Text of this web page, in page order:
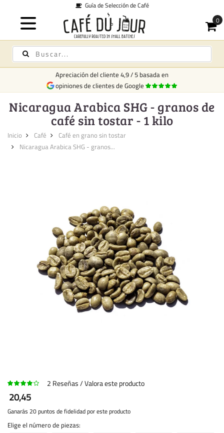
Guía de Selección de Café
Apreciación del cliente 4,9/5 basada en
opiniones de clientes de Google
Nicaragua Arabica SHG - granos de
café sin tostar - 1 kilo
Inicio Café
Café en grano sin tostar
Nicaragua Arabica SHG - granos...
2 Reseñas Valora este producto
20,45
Ganarás 20 puntos de fidelidad por este producto
Elige el número de piezas: